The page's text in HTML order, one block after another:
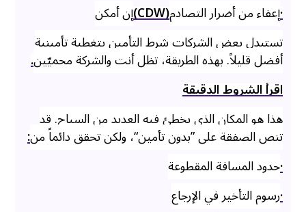
·إعفاء من أضرار التصادم(CDW)
إن أمكن
تستبدل بعض الشركات شرط التأمين بتغطية تأمينية
أفضل قليلاً. بهذه الطريقة، تظل أنت والشركة محميّين.
اقرأ الشروط الدقيقة
هذا هو المكان الذي يخطئ فيه العديد من السياح. قد
تنص الصفقة على ”بدون تأمين“، ولكن تحقق دائماً من:
·حدود المسافة المقطوعة
·رسوم التأخير في الإرجاع